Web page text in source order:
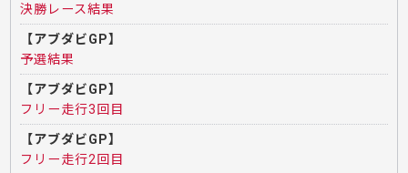
決勝レース結果
【アブダビGP】
予選結果
【アブダビGP】
フリー走行3回目
【アブダビGP】
フリー走行2回目